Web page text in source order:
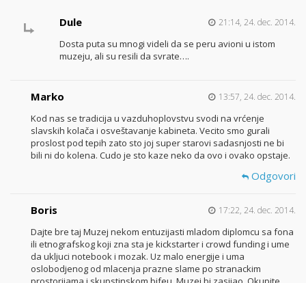
Dule 21:14, 24. dec. 2014.
Dosta puta su mnogi videli da se peru avioni u istom
muzeju, ali su resili da svrate….
Marko 13:57, 24. dec. 2014.
Kod nas se tradicija u vazduhoplovstvu svodi na vrćenje
slavskih kolača i osveštavanje kabineta. Vecito smo gurali
proslost pod tepih zato sto joj super starovi sadasnjosti ne bi
bili ni do kolena. Cudo je sto kaze neko da ovo i ovako opstaje.
Odgovori
Boris 17:22, 24. dec. 2014.
Dajte bre taj Muzej nekom entuzijasti mladom diplomcu sa fona
ili etnografskog koji zna sta je kickstarter i crowd funding i ume
da ukljuci notebook i mozak. Uz malo energije i uma
oslobodjenog od mlacenja prazne slame po stranackim